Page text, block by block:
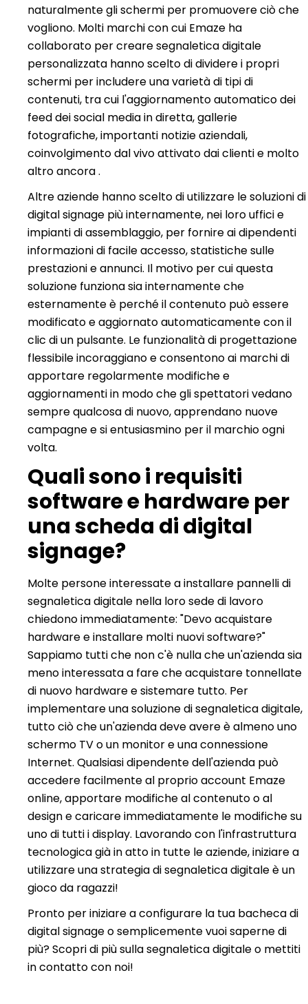
naturalmente gli schermi per promuovere ciò che
vogliono. Molti marchi con cui Emaze ha
collaborato per creare segnaletica digitale
personalizzata hanno scelto di dividere i propri
schermi per includere una varietà di tipi di
contenuti, tra cui l'aggiornamento automatico dei
feed dei social media in diretta, gallerie
fotografiche, importanti notizie aziendali,
coinvolgimento dal vivo attivato dai clienti e molto
altro ancora .
Altre aziende hanno scelto di utilizzare le soluzioni di
digital signage più internamente, nei loro uffici e
impianti di assemblaggio, per fornire ai dipendenti
informazioni di facile accesso, statistiche sulle
prestazioni e annunci. Il motivo per cui questa
soluzione funziona sia internamente che
esternamente è perché il contenuto può essere
modificato e aggiornato automaticamente con il
clic di un pulsante. Le funzionalità di progettazione
flessibile incoraggiano e consentono ai marchi di
apportare regolarmente modifiche e
aggiornamenti in modo che gli spettatori vedano
sempre qualcosa di nuovo, apprendano nuove
campagne e si entusiasmino per il marchio ogni
volta.
Quali sono i requisiti
software e hardware per
una scheda di digital
signage?
Molte persone interessate a installare pannelli di
segnaletica digitale nella loro sede di lavoro
chiedono immediatamente: "Devo acquistare
hardware e installare molti nuovi software?"
Sappiamo tutti che non c'è nulla che un'azienda sia
meno interessata a fare che acquistare tonnellate
di nuovo hardware e sistemare tutto. Per
implementare una soluzione di segnaletica digitale,
tutto ciò che un'azienda deve avere è almeno uno
schermo TV o un monitor e una connessione
Internet. Qualsiasi dipendente dell'azienda può
accedere facilmente al proprio account Emaze
online, apportare modifiche al contenuto o al
design e caricare immediatamente le modifiche su
uno di tutti i display. Lavorando con l'infrastruttura
tecnologica già in atto in tutte le aziende, iniziare a
utilizzare una strategia di segnaletica digitale è un
gioco da ragazzi!
Pronto per iniziare a configurare la tua bacheca di
digital signage o semplicemente vuoi saperne di
più? Scopri di più sulla segnaletica digitale o mettiti
in contatto con noi!